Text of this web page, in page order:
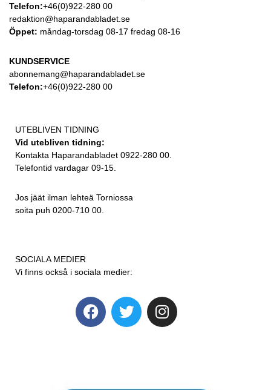
Telefon:+46(0)922-280 00
redaktion@haparandabladet.se
Öppet: måndag-torsdag 08-17 fredag 08-16
KUNDSERVICE
abonnemang@haparandabladet.se
Telefon:+46(0)922-280 00
UTEBLIVEN TIDNING
Vid utebliven tidning:
Kontakta Haparandabladet 0922-280 00.
Telefontid vardagar 09-15.
Jos jäät ilman lehteä Torniossa
soita puh 0200-710 00.
SOCIALA MEDIER
Vi finns också i sociala medier: